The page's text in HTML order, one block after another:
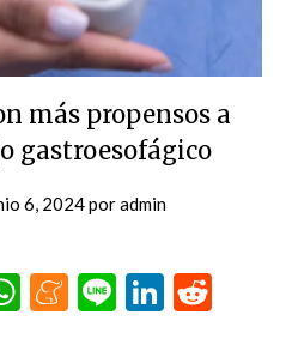
más propensos a
gastroesofágico
6, 2024poradmin
WhatsApp
Meneame
Line